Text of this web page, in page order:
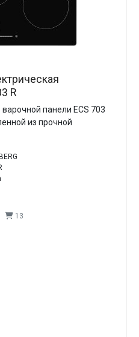
R
панели ECS 703
из прочной
13